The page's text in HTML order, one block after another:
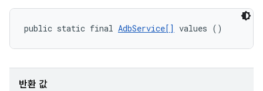
public static final AdbService[] values ()
반환 값